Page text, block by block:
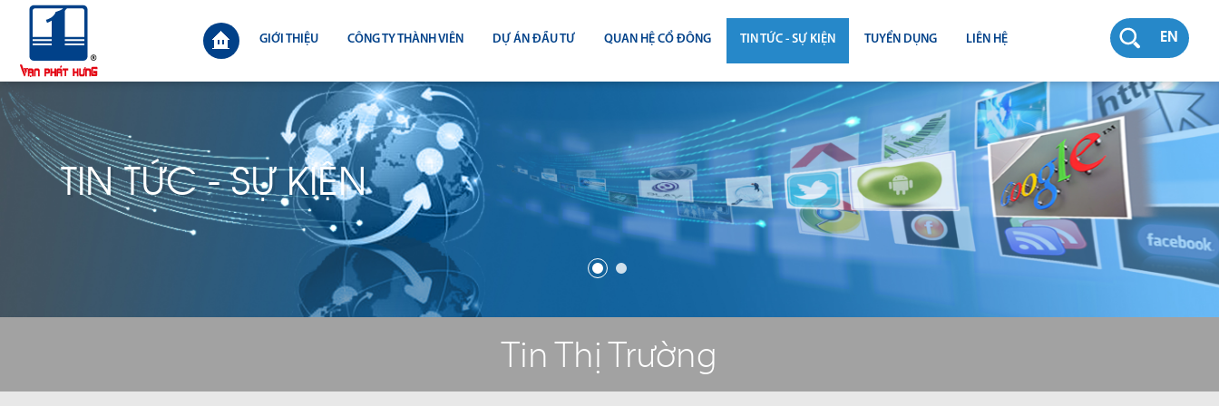
EN
GIỚI THIỆU CÔNG TY THÀNH VIÊN DỰ ÁN ĐẦU TƯ QUAN HỆ CỔ ĐÔNG
ĐẠI HỘI ĐỒNG CỔ ĐÔNG
BÁO CÁO THƯỜNG NIÊN
BÁO CÁO TÀI CHÍNH
TIN TỨC - SỰ KIỆN
TIN THỊ TRƯỜNG
TIN DỰ ÁN
TIN CÔNG TY
TUYỂN DỤNG LIÊN HỆ
TIN TỨC - SỰ KIỆN
Tin Thị Trường